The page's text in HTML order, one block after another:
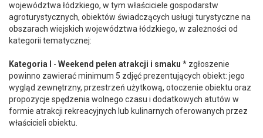
województwa łódzkiego, w tym właściciele gospodarstw
agroturystycznych, obiektów świadczących usługi turystyczne na
obszarach wiejskich województwa łódzkiego, w zależności od
kategorii tematycznej:
Kategoria I - Weekend pełen atrakcji i smaku * zgłoszenie
powinno zawierać minimum 5 zdjęć prezentujących obiekt: jego
wygląd zewnętrzny, przestrzeń użytkową, otoczenie obiektu oraz
propozycje spędzenia wolnego czasu i dodatkowych atutów w
formie atrakcji rekreacyjnych lub kulinarnych oferowanych przez
właścicieli obiektu.